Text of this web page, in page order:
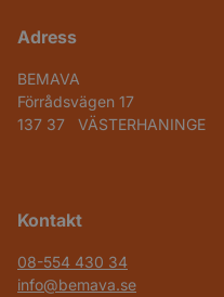
Adress
BEMAVA
Förrådsvägen 17
137 37 VÄSTERHANINGE
Kontakt
08-554 430 34
info@bemava.se